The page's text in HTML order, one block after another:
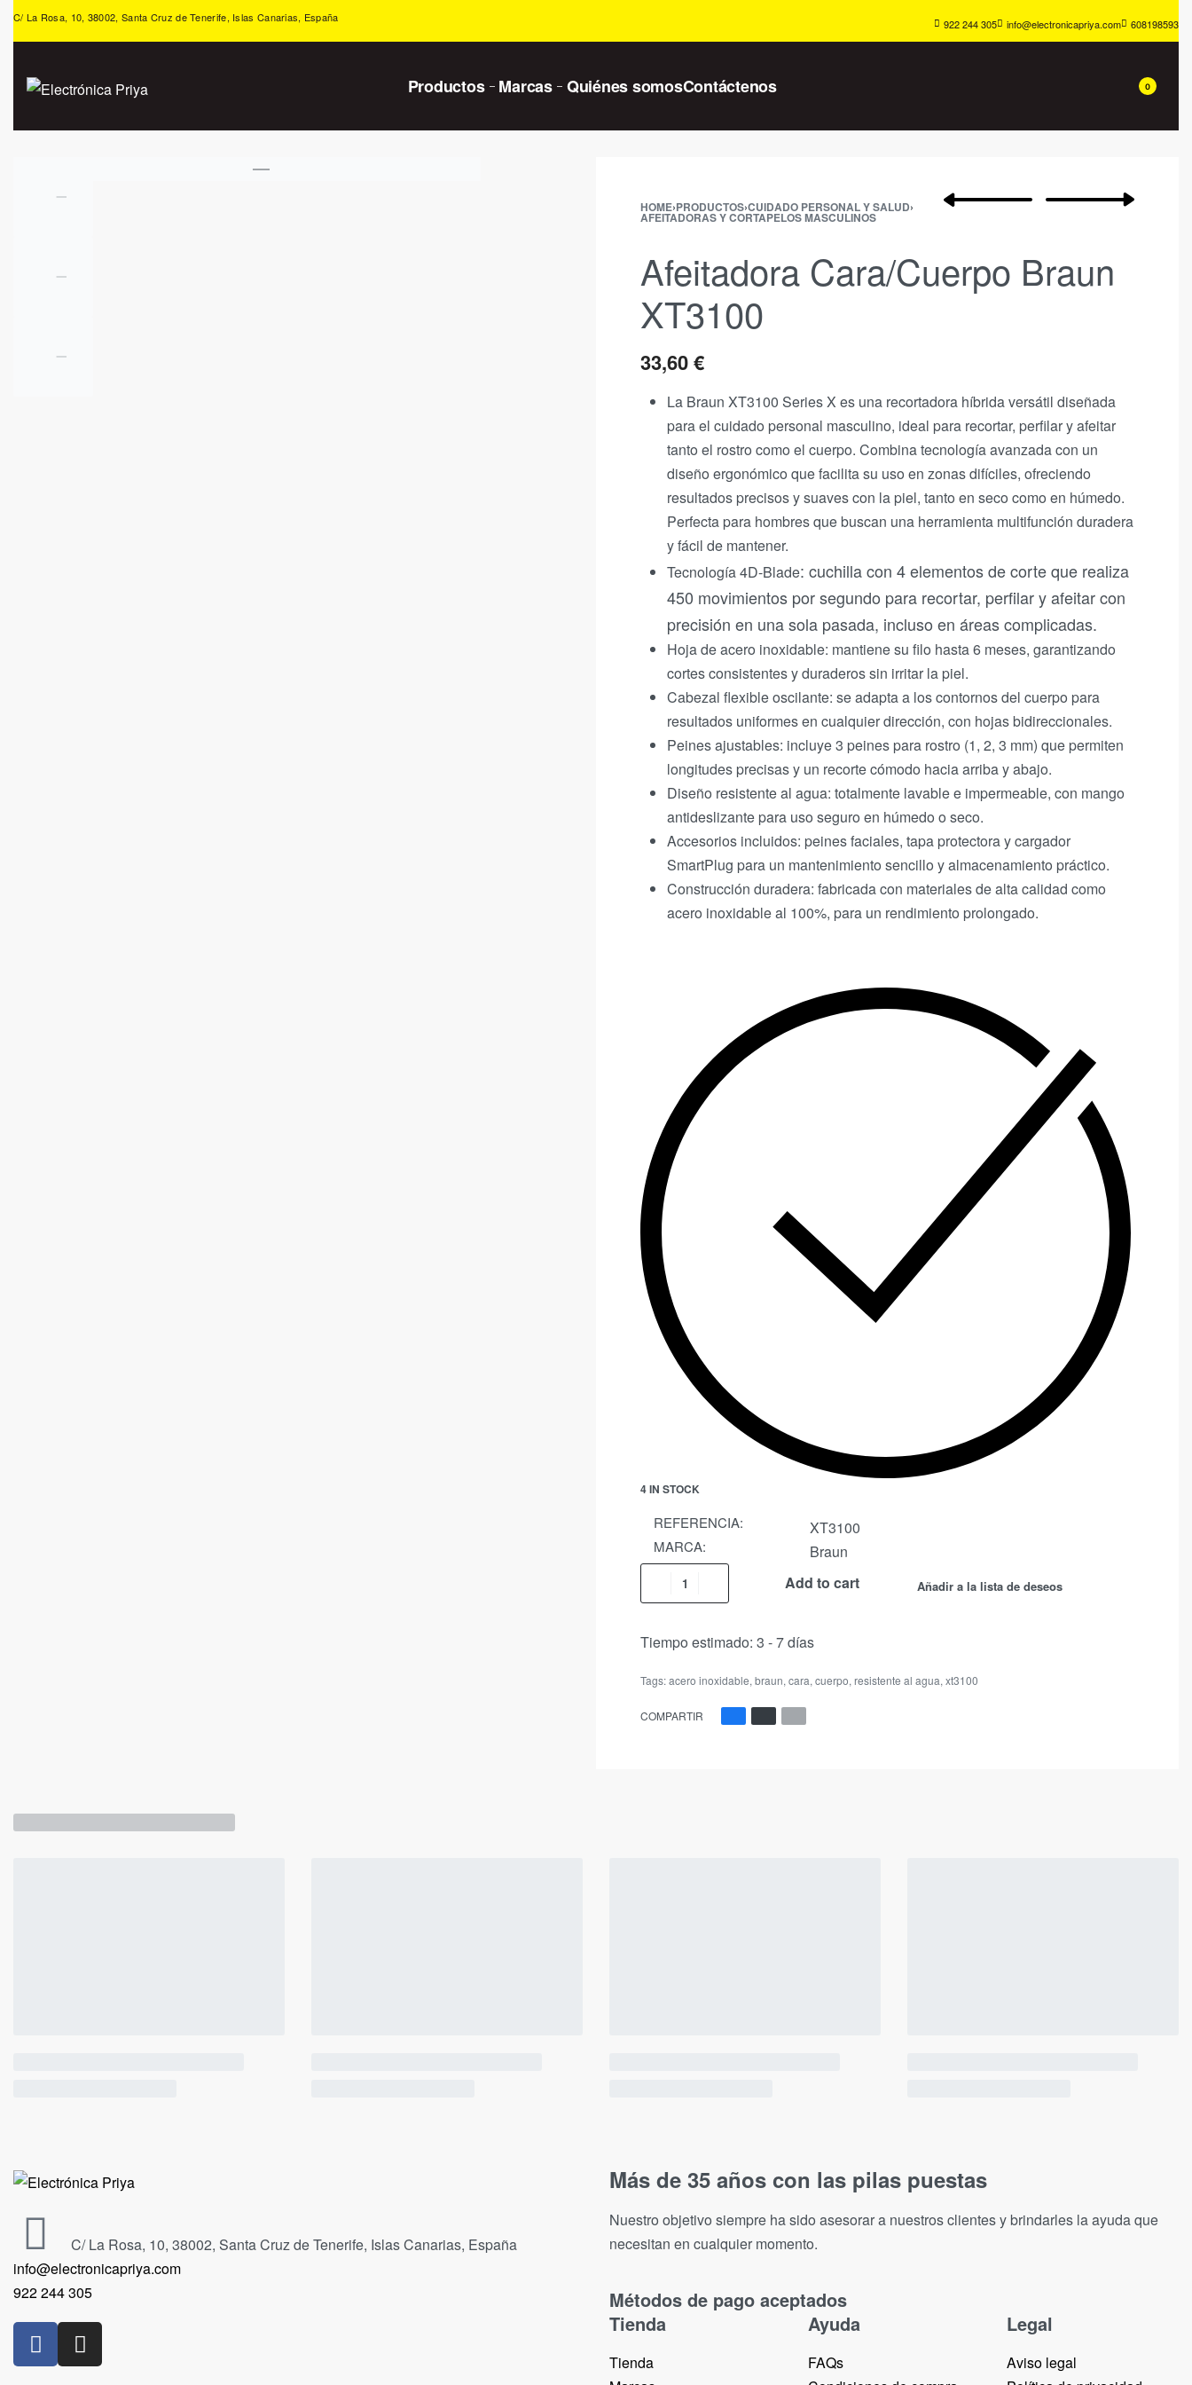
C/ La Rosa, 10, 38002, Santa Cruz de Tenerife, Islas Canarias, España 922 244 305 info@electronicapriya.com 608198593
Productos Marcas Quiénes somosContáctenos 0
HOME›PRODUCTOS›CUIDADO PERSONAL Y SALUD›
AFEITADORAS Y CORTAPELOS MASCULINOS
Afeitadora Cara/Cuerpo Braun
XT3100
33,60€
La Braun XT3100 Series X es una recortadora híbrida versátil diseñada
para el cuidado personal masculino, ideal para recortar, perfilar y afeitar
tanto el rostro como el cuerpo. Combina tecnología avanzada con un
diseño ergonómico que facilita su uso en zonas difíciles, ofreciendo
resultados precisos y suaves con la piel, tanto en seco como en húmedo.
Perfecta para hombres que buscan una herramienta multifunción duradera
y fácil de mantener.
Tecnología 4D-Blade: cuchilla con 4 elementos de corte que realiza
450 movimientos por segundo para recortar, perfilar y afeitar con
precisión en una sola pasada, incluso en áreas complicadas.
Hoja de acero inoxidable: mantiene su filo hasta 6 meses, garantizando
cortes consistentes y duraderos sin irritar la piel.
Cabezal flexible oscilante: se adapta a los contornos del cuerpo para
resultados uniformes en cualquier dirección, con hojas bidireccionales.
Peines ajustables: incluye 3 peines para rostro (1, 2, 3 mm) que permiten
longitudes precisas y un recorte cómodo hacia arriba y abajo.
Diseño resistente al agua: totalmente lavable e impermeable, con mango
antideslizante para uso seguro en húmedo o seco.
Accesorios incluidos: peines faciales, tapa protectora y cargador
SmartPlug para un mantenimiento sencillo y almacenamiento práctico.
Construcción duradera: fabricada con materiales de alta calidad como
acero inoxidable al 100%, para un rendimiento prolongado.
4 IN STOCK
REFERENCIA: XT3100
MARCA:
Braun
Add to cart
Añadir a la lista de deseos
Tiempo estimado: 3 - 7 días
Tags:acero inoxidable, braun, cara, cuerpo, resistente al agua, xt3100
COMPARTIR
C/ La Rosa, 10, 38002, Santa Cruz de Tenerife, Islas Canarias, España
info@electronicapriya.com
922 244 305
Más de 35 años con las pilas puestas
Nuestro objetivo siempre ha sido asesorar a nuestros clientes y brindarles la ayuda que
necesitan en cualquier momento.
Métodos de pago aceptados
Tienda
Tienda
Ayuda
FAQs
Legal
Aviso legal